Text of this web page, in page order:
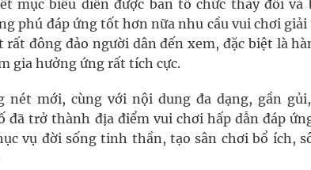
mục biểu diễn được ban tổ chức thay đổi
phú đáp ứng tốt hơn nữa nhu cầu vui chơi
rất đông đảo người dân đến xem, đặc biệt là
gia hưởng ứng rất tích cực.
nét mới, cùng với nội dung đa dạng, gần
đã trở thành địa điểm vui chơi hấp dẫn đáp
vụ đời sống tinh thần, tạo sân chơi bổ ích,